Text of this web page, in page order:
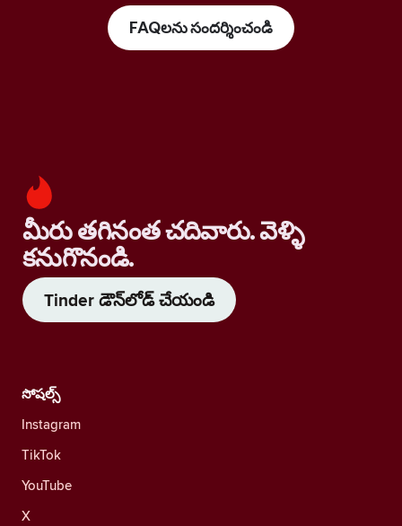
FAQలను సందర్శించండి
మీరు తగినంత చదివారు. వెళ్ళి
కనుగొనండి.
Tinder డౌన్‌లోడ్ చేయండి
సోషల్స్
Instagram
TikTok
YouTube
X